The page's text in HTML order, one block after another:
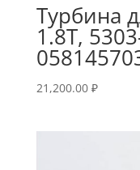
Турбина
1.8T,
21,200.00 ₽